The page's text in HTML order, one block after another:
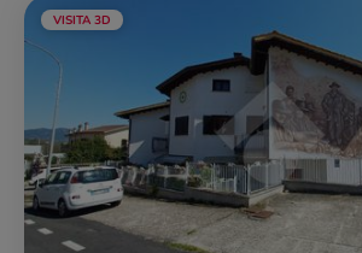
VISITA 3D